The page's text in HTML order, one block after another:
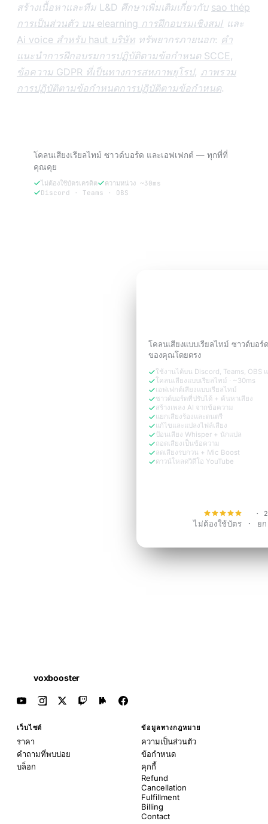
สร้างเนื้อหาและทีม L&D ศึกษาเพิ่มเติมเกี่ยวกับ sao thép
การเป็นส่วนตัว บน elearning การฝึกอบรมเชิงสม/ และ
Ai voice สำหรับ haut บริษัท ทรัพยากรภายนอก: คำ
แนะนำการฝึกอบรมการปฏิบัติตามข้อกำหนด SCCE ,
ข้อความ GDPR ที่เป็นทางการสหภาพยุโรป, ภาพรวม
การปฏิบัติตามข้อกำหนดการปฏิบัติตามข้อกำหนด.
โคลนเสียงเรียลไทม์ ซาวด์บอร์ด และเอฟเฟกต์ — ทุกที่ที่
คุณคุย
ไม่ต้องใช้บัตรเครดิต
ความหน่วง ~30ms
Discord · Teams · OBS
โคลนเสียงแบบเรียลไทม์ ซาวด์บอ
ของคุณโดยตรง
ใช้งานได้บน Discord, Teams, OBS
โคลนเสียงแบบเรียลไทม์ · ~30ms
เอฟเฟกต์เสียงแบบเรียลไทม์
ซาวด์บอร์ดที่ปรับได้ + ค้นหาเสียง
สร้างเพลง AI จากข้อความ
แยกเสียงร้องและดนตรี
แก้ไขและแปลงไฟล์เสียง
ป้อนเสียง Whisper + นักแปล
ถอดเสียงเป็นข้อความ
ลดเสียงรบกวน + Mic Boost
ดาวน์โหลดวิดีโอ YouTube
·
ไม่ต้องใช้บัตร · ยก
voxbooster
เว็บไซต์
ราคา
คำถามที่พบบ่อย
บล็อก
ข้อมูลทางกฎหมาย
ความเป็นส่วนตัว
ข้อกำหนด
คุกกี้
Refund
Cancellation
Fulfillment
Billing
Contact